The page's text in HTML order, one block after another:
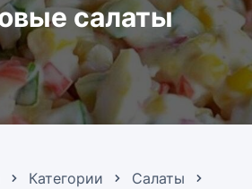
салаты
Категории
Салаты